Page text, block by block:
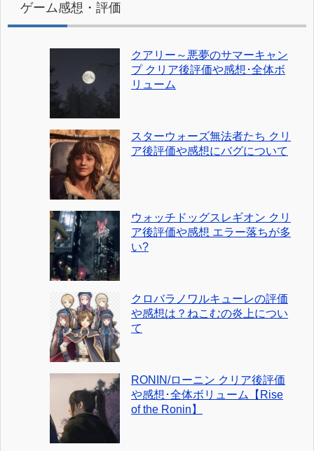
ゲーム感想・評価
クアリー～悪夢のサマーキャン
プ クリア後評価や感想･全体ボ
リューム
スターウォーズ無法者たち クリ
ア後評価や感想にバグについて
ウォッチドッグスレギオン クリ
ア後評価や感想 エラー落ちが多
い?
クロバラノワルキューレの評価
や感想は？ねこむの炎上につい
て
RONIN/ローニン クリア後評価
や感想･全体ボリューム【Rise
of the Ronin】